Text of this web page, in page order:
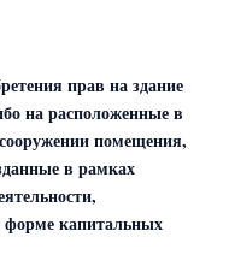
прав на здание
на расположенные в
помещения,
в рамках
форме капитальных